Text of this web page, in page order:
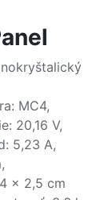
MC4,
20,16 V,
5,23 A,
x 2,5 cm